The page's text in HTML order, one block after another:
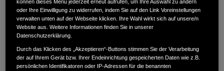
Oberstrasse 14,52459,Inden
ANFAHRTSBESCHREIBUNG ANFORDERN
können dieses Menü jederzeit erneut aufrufen, um Ihre Auswahl zu ändern
oder Ihre Einwilligung zu widerrufen, indem Sie auf den Link Voreinstellungen
verwalten unten auf der Webseite klicken. Ihre Wahl wirkt sich auf unsere/n
Website aus. Weitere Informationen finden Sie in unserer
Datenschutzerklärung.
Durch das Klicken des „Akzeptieren“-Buttons stimmen Sie der Verarbeitung
der auf Ihrem Gerät bzw. Ihrer Endeinrichtung gespeicherten Daten wie z.B.
persönlichen Identifikatoren oder IP-Adressen für die benannten